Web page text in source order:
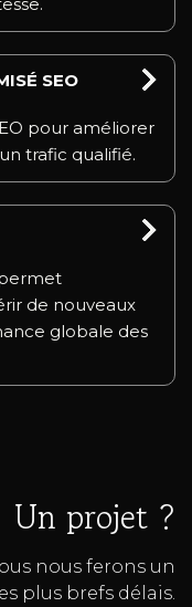
SEO
pour améliorer
trafic qualifié.
de nouveaux
globale des
Un projet ?
nous ferons un
plus brefs délais.